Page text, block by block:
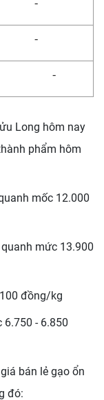
-
Long hôm nay
phẩm hôm
mốc 12.000
mức 13.900
đồng/kg
- 6.850
bán lẻ gạo ổn
đó: